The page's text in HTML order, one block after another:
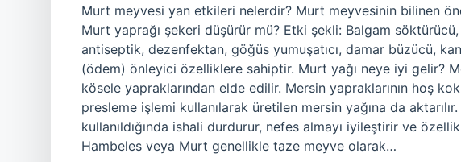
Murt meyvesi yan etkileri nelerdir? Murt meyvesinin bilinen
Murt yaprağı şekeri düşürür mü? Etki şekli: Balgam söktürücü,
antiseptik, dezenfektan, göğüs yumuşatıcı, damar büzücü,
(ödem) önleyici özelliklere sahiptir. Murt yağı neye iyi gelir?
kösele yapraklarından elde edilir. Mersin yapraklarının hoş
presleme işlemi kullanılarak üretilen mersin yağına da
kullanıldığında ishali durdurur, nefes almayı iyileştirir ve
Hambeles veya Murt genellikle taze meyve olarak…